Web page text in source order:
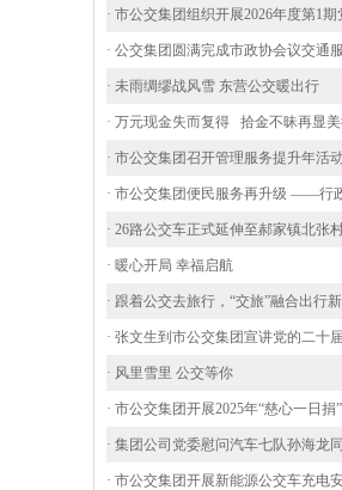
· 市公交集团组织开展2026年度第1
· 公交集团圆满完成市政协会议交通
· 未雨绸缪战风雪 东营公交暖出行
· 万元现金失而复得 拾金不昧再显
· 市公交集团召开管理服务提升年活
· 市公交集团便民服务再升级 ——行
· 26路公交车正式延伸至郝家镇北张
· 暖心开局 幸福启航
· 跟着公交去旅行，“交旅”融合出行
· 张文生到市公交集团宣讲党的二十
· 风里雪里 公交等你
· 市公交集团开展2025年“慈心一日捐
· 集团公司党委慰问汽车七队孙海龙
· 市公交集团开展新能源公交车充电